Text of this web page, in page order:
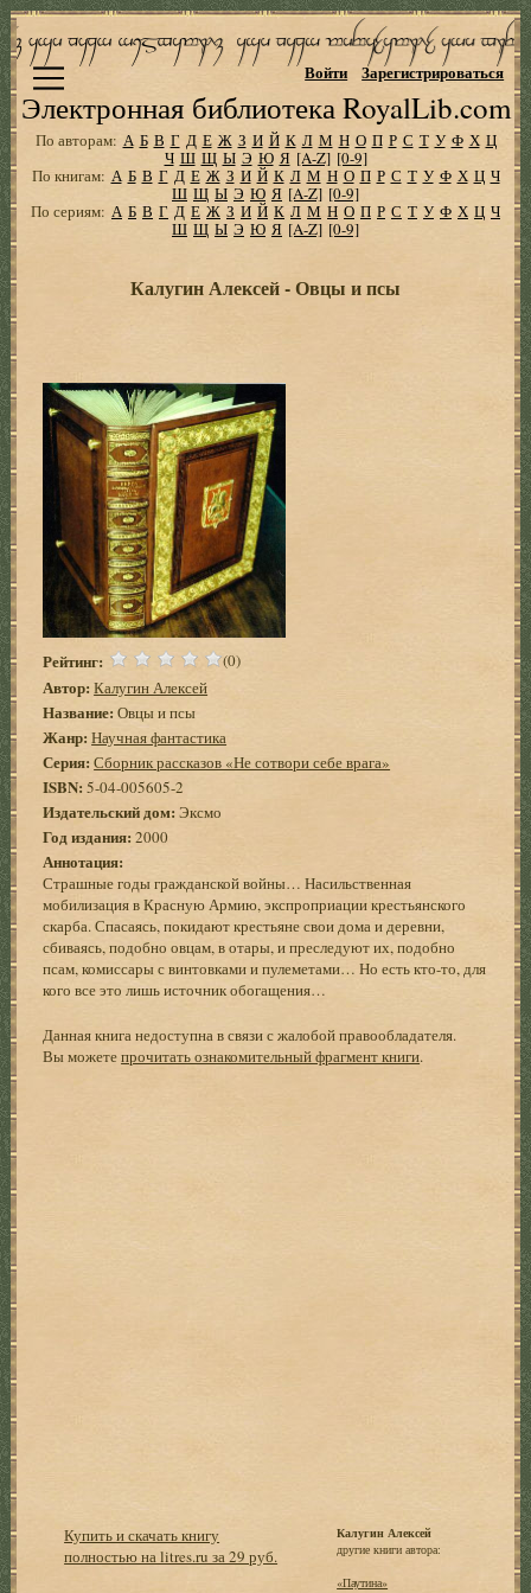
Электронная библиотека RoyalLib.com
Войти Зарегистрироваться
По авторам: А Б В Г Д Е Ж З И Й К Л М Н О П Р С Т У Ф Х Ц
Ч Ш Щ Ы Э Ю Я [A-Z] [0-9]
По книгам: А Б В Г Д Е Ж З И Й К Л М Н О П Р С Т У Ф Х Ц Ч
Ш Щ Ы Э Ю Я [A-Z] [0-9]
По сериям: А Б В Г Д Е Ж З И Й К Л М Н О П Р С Т У Ф Х Ц Ч
Ш Щ Ы Э Ю Я [A-Z] [0-9]
Калугин Алексей - Овцы и псы
Рейтинг: (0)
Автор: Калугин Алексей
Название: Овцы и псы
Жанр: Научная фантастика
Серия: Сборник рассказов «Не сотвори себе врага»
ISBN: 5-04-005605-2
Издательский дом: Эксмо
Год издания:2000
Аннотация:
Страшные годы гражданской войны… Насильственная
мобилизация в Красную Армию, экспроприации крестьянского
скарба. Спасаясь, покидают крестьяне свои дома и деревни,
сбиваясь, подобно овцам, в отары, и преследуют их, подобно
псам, комиссары с винтовками и пулеметами… Но есть кто-то, для
кого все это лишь источник обогащения…
Данная книга недоступна в связи с жалобой правообладателя.
Вы можетепрочитать ознакомительный фрагмент книги.
Купить и скачать книгу
полностью на litres.ru за 29 руб.
Калугин Алексей
другие книги автора:
«Паутина»